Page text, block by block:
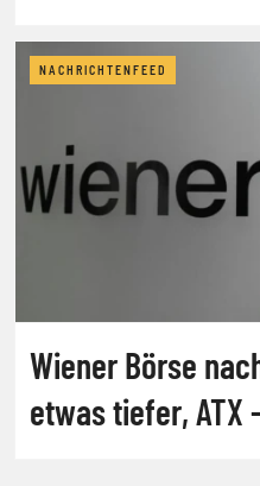
NACHRICHTENFEED
Wiener Börse
etwas tiefer, ATX